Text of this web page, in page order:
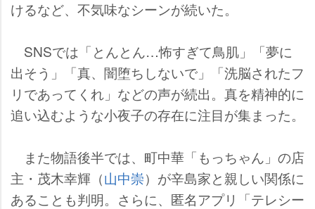
けるなど、不気味なシーンが続いた。
SNSでは「とんとん…怖すぎて鳥肌」「夢に
出そう」「真、闇堕ちしないで」「洗脳されたフ
リであってくれ」などの声が続出。真を精神的に
追い込むような小夜子の存在に注目が集まった。
また物語後半では、町中華「もっちゃん」の店
主・茂木幸輝（山中崇）が辛島家と親しい関係に
あることも判明。さらに、匿名アプリ「テレシー